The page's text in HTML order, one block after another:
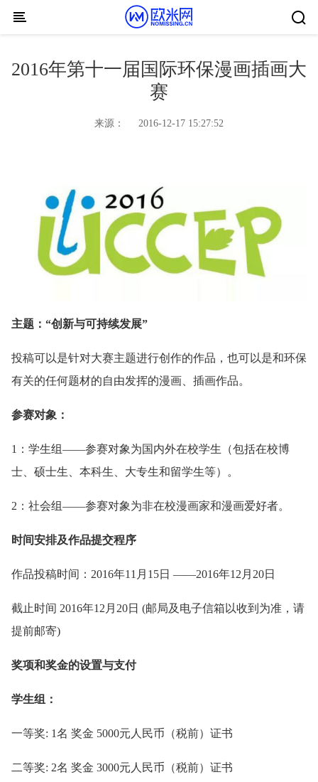
Skip to content
2016年第十一届国际环保漫画插画大
赛
来源： 2016-12-17 15:27:52
主题：“创新与可持续发展”
投稿可以是针对大赛主题进行创作的作品，也可以是和环保
有关的任何题材的自由发挥的漫画、插画作品。
参赛对象：
1：学生组——参赛对象为国内外在校学生（包括在校博
士、硕士生、本科生、大专生和留学生等）。
2：社会组——参赛对象为非在校漫画家和漫画爱好者。
时间安排及作品提交程序
作品投稿时间：2016年11月15日 ——2016年12月20日
截止时间 2016年12月20日 (邮局及电子信箱以收到为准，请
提前邮寄)
奖项和奖金的设置与支付
学生组：
一等奖: 1名 奖金 5000元人民币（税前）证书
二等奖: 2名 奖金 3000元人民币（税前）证书